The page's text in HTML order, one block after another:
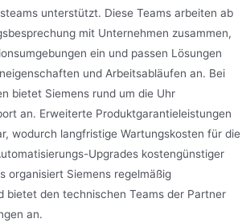
unterstützt. Diese Teams arbeiten ab
mit Unternehmen zusammen,
ein und passen Lösungen
und Arbeitsabläufen an. Bei
bietet Siemens rund um die Uhr
an. Erweiterte Produktgarantieleistungen
wodurch langfristige Wartungskosten für die
Upgrades kostengünstiger
organisiert Siemens regelmäßig
bietet den technischen Teams der Partner
an.